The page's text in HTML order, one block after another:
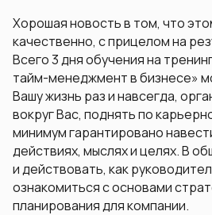
Хорошая новость в том, что
качественно, с прицелом на
Всего 3 дня обучения на
тайм-менеджмент в бизнесе»
Вашу жизнь раз и навсегда,
вокруг Вас, поднять по
минимум гарантировано
действиях, мыслях и целях. В
и действовать, как
ознакомиться с основами
планирования для компании.